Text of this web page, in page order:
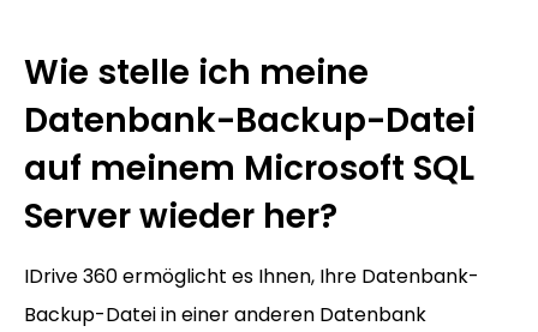
Wie stelle ich meine
Datenbank-Backup-Datei
auf meinem Microsoft SQL
Server wieder her?
IDrive 360 ermöglicht es Ihnen, Ihre Datenbank-
Backup-Datei in einer anderen Datenbank